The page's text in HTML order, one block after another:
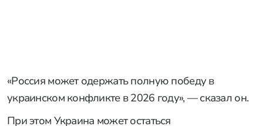
«Россия может одержать полную победу в
украинском конфликте в 2026 году», — сказал он.
При этом Украина может остаться